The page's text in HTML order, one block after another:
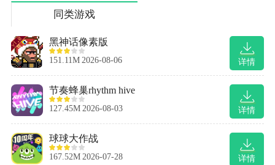
同类游戏
详情
黑神话像素版
151.11M 2026-08-06
详情
节奏蜂巢rhythm hive
127.45M 2026-08-03
详情
球球大作战
167.52M 2026-07-28